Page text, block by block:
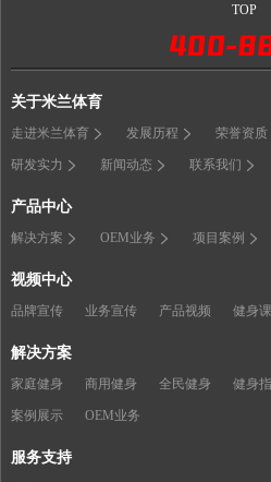
TOP
关于米兰体育
走进米兰体育 发展历程 荣誉资质
研发实力 新闻动态 联系我们
产品中心
解决方案 OEM业务 项目案例
视频中心
品牌宣传 业务宣传 产品视频 健身
解决方案
家庭健身 商用健身 全民健身 健身
案例展示 OEM业务
服务支持